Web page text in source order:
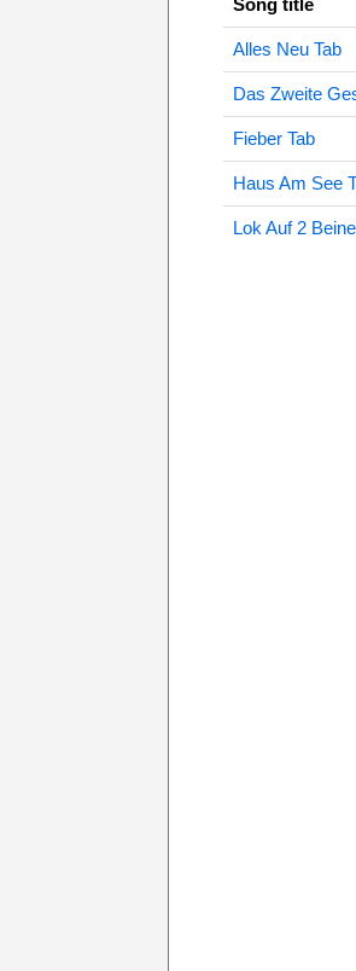
Song title
Alles Neu Tab
Das Zweite
Fieber Tab
Haus Am See
Lok Auf 2